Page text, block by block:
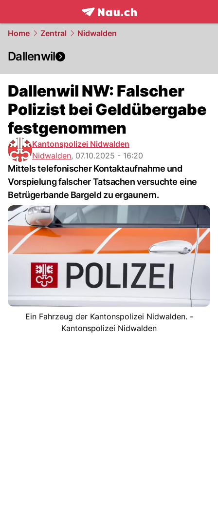
frontpage.NAU.ch
Home Zentral Nidwalden
Dallenwil
Dallenwil NW: Falscher
Polizist bei Geldübergabe
festgenommen
Kantonspolizei Nidwalden
Nidwalden, 07.10.2025 - 16:20
Mittels telefonischer Kontaktaufnahme und
Vorspielung falscher Tatsachen versuchte eine
Betrügerbande Bargeld zu ergaunern.
Ein Fahrzeug der Kantonspolizei Nidwalden. -
Kantonspolizei Nidwalden